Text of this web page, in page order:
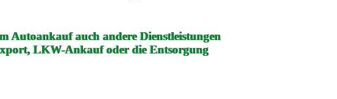
Autoankauf auch andere Dienstleistungen
LKW-Ankauf oder die Entsorgung